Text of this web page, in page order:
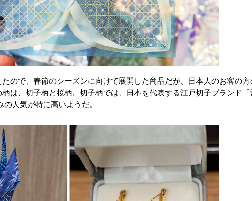
ので、春節のシーズンに向けて展開した商品だが、日本人のお客の方
は、切子柄と桜柄。切子柄では、日本を代表する江戸切子ブランド「
人気が特に高いようだ。